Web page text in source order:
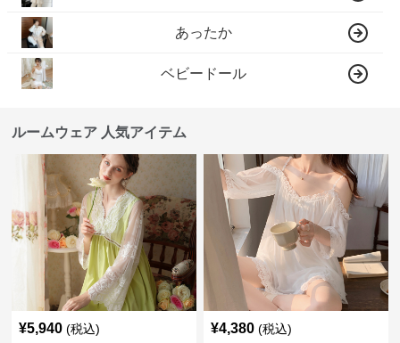
あったか
ベビードール
ルームウェア 人気アイテム
¥5,940 (税込) ¥4,380 (税込)